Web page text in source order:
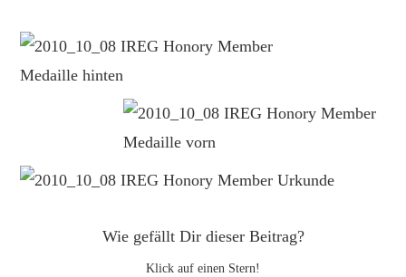
Wie gefällt Dir dieser Beitrag?
Klick auf einen Stern!